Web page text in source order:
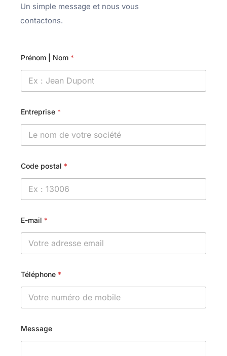
Un simple message et nous vous
contactons.
Prénom | Nom *
Entreprise *
Code postal *
E-mail *
Téléphone *
Message